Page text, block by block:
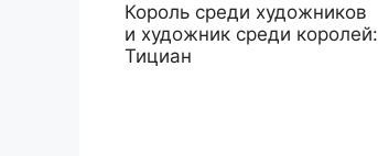
Король среди художников
и художник среди королей:
Тициан